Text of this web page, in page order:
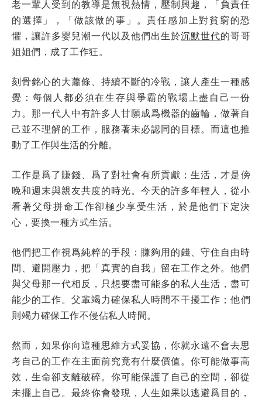
老一輩人受到的教導是無視熱情，壓制興趣，「負責任
的選擇」，「做該做的事」。責任感加上對貧窮的恐
懼，讓許多嬰兒潮一代以及他們出生於沉默世代的哥哥
姐姐們，成了工作狂。
刻骨銘心的大蕭條、持續不斷的冷戰，讓人產生一種感
覺：每個人都必須在生存與爭霸的戰場上盡自己一份
力。那一代人中有許多人甘願成爲機器的齒輪，做著自
己並不理解的工作，服務著未必認同的目標。而這也推
動了工作與生活的分離。
工作是爲了賺錢、爲了對社會有所貢獻；生活，才是傍
晚和週末與親友共度的時光。今天的許多年輕人，從小
看著父母拼命工作卻極少享受生活，於是他們下定決
心，要換一種方式生活。
他們把工作視爲純粹的手段：賺夠用的錢、守住自由時
間、避開壓力，把「真實的自我」留在工作之外。他們
與父母那一代相反，只想要盡可能多的私人生活，盡可
能少的工作。父輩竭力確保私人時間不干擾工作；他們
則竭力確保工作不侵佔私人時間。
然而，如果你向這種思維方式妥協，你就永遠不會去思
考自己的工作在主面前究竟有什麼價值。你可能做事高
效，生命卻支離破碎。你可能保護了自己的空間，卻從
未擺上自己。最終你會發現，人生如果以逃避爲目的，